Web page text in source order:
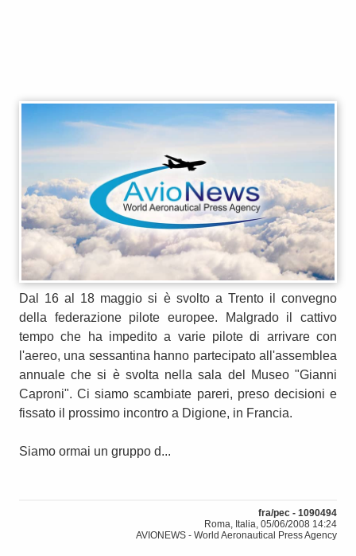
Dal 16 al 18 maggio si è svolto a Trento il convegno
della federazione pilote europee. Malgrado il cattivo
tempo che ha impedito a varie pilote di arrivare con
l'aereo, una sessantina hanno partecipato all'assemblea
annuale che si è svolta nella sala del Museo "Gianni
Caproni". Ci siamo scambiate pareri, preso decisioni e
fissato il prossimo incontro a Digione, in Francia.
Siamo ormai un gruppo d...
fra/pec - 1090494
Roma, Italia, 05/06/2008 14:24
AVIONEWS - World Aeronautical Press Agency